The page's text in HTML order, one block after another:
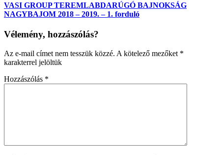
VASI GROUP TEREMLABDARÚGÓ BAJNOKSÁG
NAGYBAJOM 2018 – 2019. – 1. forduló
Vélemény, hozzászólás?
Az e-mail címet nem tesszük közzé. A kötelező mezőket *
karakterrel jelöltük
Hozzászólás *